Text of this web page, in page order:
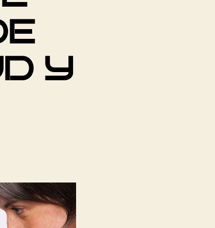
Y